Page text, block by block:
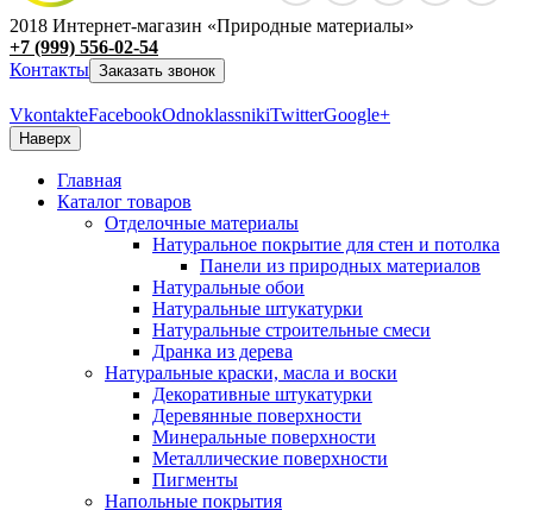
2018 Интернет-магазин «Природные материалы»
+7 (999) 556-02-54
Контакты Заказать звонок
VkontakteFacebookOdnoklassnikiTwitterGoogle+
Наверх
Главная
Каталог товаров
Отделочные материалы
Натуральное покрытие для стен и потолка
Панели из природных материалов
Натуральные обои
Натуральные штукатурки
Натуральные строительные смеси
Дранка из дерева
Натуральные краски, масла и воски
Декоративные штукатурки
Деревянные поверхности
Минеральные поверхности
Металлические поверхности
Пигменты
Напольные покрытия